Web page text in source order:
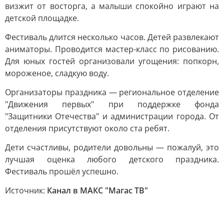
визжит от восторга, а малыши спокойно играют на
детской площадке.
Фестиваль длится несколько часов. Детей развлекают
аниматоры. Проводится мастер-класс по рисованию.
Для юных гостей организовали угощения: попкорн,
мороженое, сладкую воду.
Организаторы праздника — региональное отделение
"Движения первых" при поддержке фонда
"Защитники Отечества" и администрации города. От
отделения присутствуют около ста ребят.
Дети счастливы, родители довольны — пожалуй, это
лучшая оценка любого детского праздника.
Фестиваль прошёл успешно.
Источник: Канал в МАКС "Магас ТВ"